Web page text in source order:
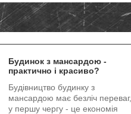
Будинок з мансардою -
практично і красиво?
Будівництво будинку з
мансардою має безліч переваг,
у першу чергу - це економія